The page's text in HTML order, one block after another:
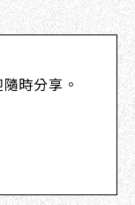
時分享。